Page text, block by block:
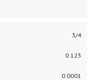
3/4
0.123
0.0001